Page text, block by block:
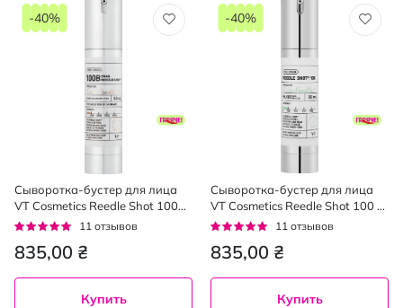
Сыворотка-бустер для лица
VT Cosmetics Reedle Shot 100B
с микроиглами и муцином
Рейтинг:
11 отзывов
835,00 ₴
-40%
Купить
Сыворотка-бустер для лица
VT Cosmetics Reedle Shot 100 с
микроиглами и экстрактом
Рейтинг:
11 отзывов
835,00 ₴
-40%
Купить